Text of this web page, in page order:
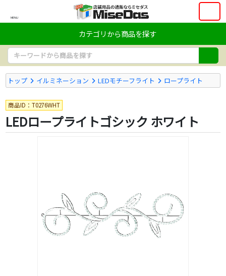
MENU
カテゴリから商品を探す
トップ イルミネーション LEDモチーフライト ロープライト
商品ID：T0276WHT
LEDロープライトゴシック ホワイト